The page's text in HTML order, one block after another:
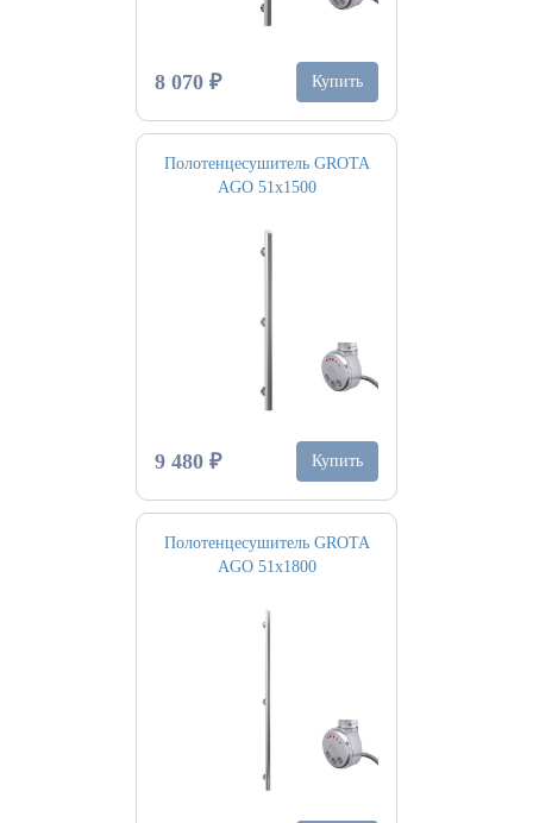
8 070 ₽ Купить
Полотенцесушитель GROTA
AGO 51х1500
9 480 ₽ Купить
Полотенцесушитель GROTA
AGO 51х1800